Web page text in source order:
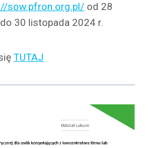
sow.pfron.org.pl/ od 28
30 listopada 2024 r.
TUTAJ